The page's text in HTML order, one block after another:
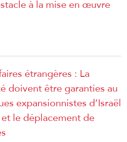
à la mise en œuvre
étrangères : La
doivent être garanties au
expansionnistes d’Israël
le déplacement de